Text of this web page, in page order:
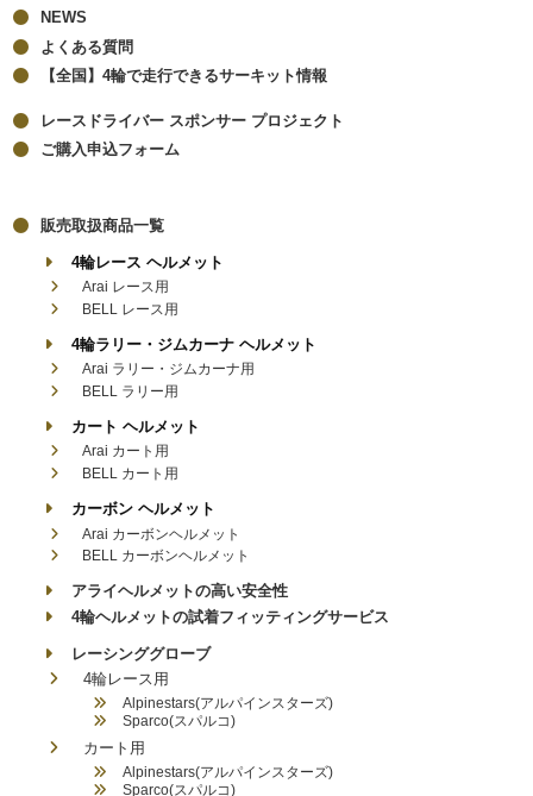
NEWS
よくある質問
【全国】4輪で走行できるサーキット情報
レースドライバー スポンサー プロジェクト
ご購入申込フォーム
販売取扱商品一覧
4輪レース ヘルメット
Arai レース用
BELL レース用
4輪ラリー・ジムカーナ ヘルメット
Arai ラリー・ジムカーナ用
BELL ラリー用
カート ヘルメット
Arai カート用
BELL カート用
カーボン ヘルメット
Arai カーボンヘルメット
BELL カーボンヘルメット
アライヘルメットの高い安全性
4輪ヘルメットの試着フィッティングサービス
レーシンググローブ
4輪レース用
Alpinestars(アルパインスターズ)
Sparco(スパルコ)
カート用
Alpinestars(アルパインスターズ)
Sparco(スパルコ)